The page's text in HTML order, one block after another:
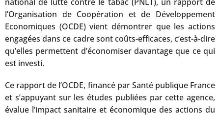
l’Organisation de Coopération et de Développement
Economiques (OCDE) vient démontrer que les actions
engagées dans ce cadre sont coûts-efficaces, c’est-à-dire
qu’elles permettent d’économiser davantage que ce qui
est investi.
Ce rapport de l’OCDE, financé par Santé publique France
et s’appuyant sur les études publiées par cette agence,
évalue l’impact sanitaire et économique des actions du